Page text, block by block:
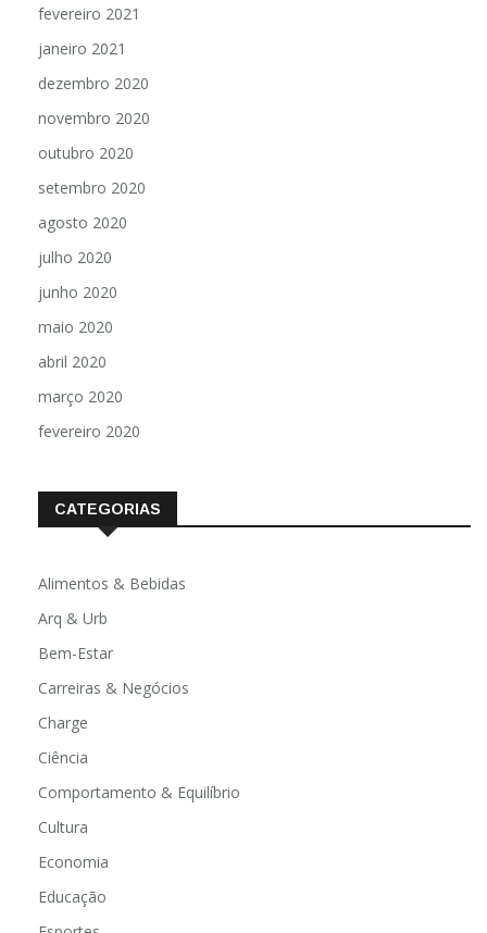
fevereiro 2021
janeiro 2021
dezembro 2020
novembro 2020
outubro 2020
setembro 2020
agosto 2020
julho 2020
junho 2020
maio 2020
abril 2020
março 2020
fevereiro 2020
CATEGORIAS
Alimentos & Bebidas
Arq & Urb
Bem-Estar
Carreiras & Negócios
Charge
Ciência
Comportamento & Equilíbrio
Cultura
Economia
Educação